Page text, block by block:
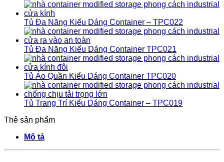
Tủ Đa Năng Kiểu Dáng Container – TPC022
Tủ Đa Năng Kiểu Dáng Container TPC021
Tủ Áo Quần Kiểu Dáng Container TPC020
Tủ Trang Trí Kiểu Dáng Container – TPC019
Thẻ sản phẩm
Mô tả